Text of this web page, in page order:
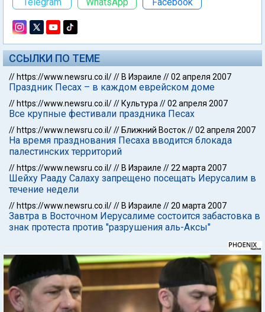
ССЫЛКИ ПО ТЕМЕ
// https://www.newsru.co.il/// В Израиле //02 апреля 2007
Праздник Песах – в каждом еврейском доме
// https://www.newsru.co.il/// Культура //02 апреля 2007
Все крупные фестивали праздника Песах
// https://www.newsru.co.il/// Ближний Восток//02 апреля 2007
На время празднования Песаха вводится блокада
палестинских территорий
// https://www.newsru.co.il/// В Израиле //22 марта 2007
Шейху Рааду Салаху запрещено посещать Иерусалим в
течение недели
// https://www.newsru.co.il/// В Израиле //20 марта 2007
Завтра в Восточном Иерусалиме состоится забастовка в
знак протеста против "разрушения аль-Аксы"